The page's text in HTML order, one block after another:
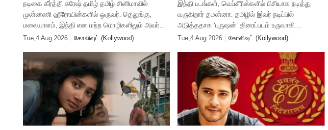
நடிகை கீர்த்தி சுரேஷ் தமிழ் தமிழ் சினிமாவில்
முன்னணி ஹீரோயின்களில் ஒருவர். தெலுங்கு,
மலையாளம், இந்தி என மற்ற மொழிகளிலும் அவர்
நடித்து வருகிறார். சமீபகாலமாக கிளாமர் ஆகவும்
Tue,4 Aug 2026 கோலிவுட் (Kollywood)
இந்தி படங்கள், வெப்சீரிஸ்களில் பிசியாக நடித்து
வருகிறார் தமன்னா. தமிழில் இவர் நடிப்பில்
அடுத்ததாக ‘புருஷன்’ திரைப்படம் உருவாகி
வருகிறது. சுந்தர் சி இயக்கத்தில் உருவாகி வரும்
Tue,4 Aug 2026 கோலிவுட் (Kollywood)